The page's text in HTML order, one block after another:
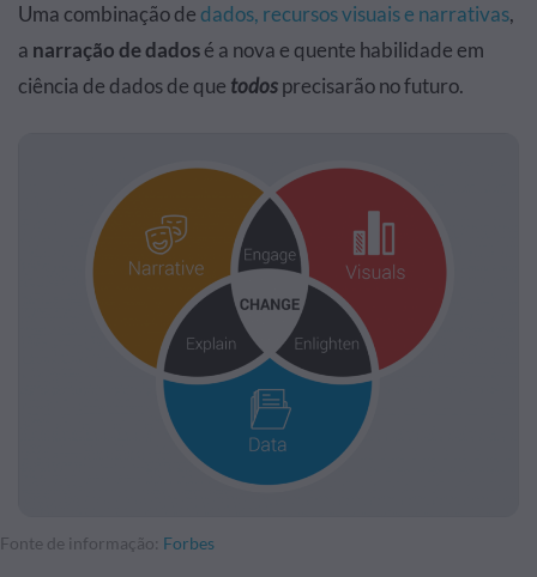
Uma combinação dedados, recursos visuais e narrativas,
a narração de dadosé a nova e quente habilidade em
ciência de dados de que todosprecisarão no futuro.
Fonte de informação: Forbes